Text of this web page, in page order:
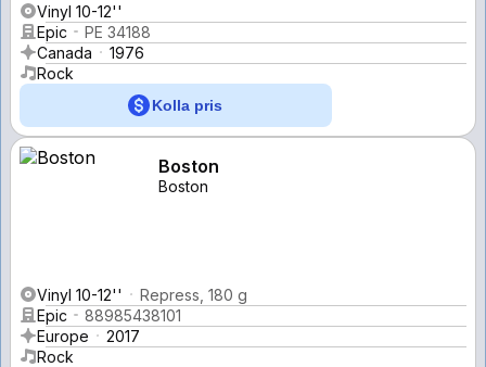
Vinyl 10-12''
Epic
PE 34188
Canada
1976
Rock
Kolla pris
Boston
Boston
Vinyl 10-12''
Repress, 180 g
Epic
88985438101
Europe
2017
Rock